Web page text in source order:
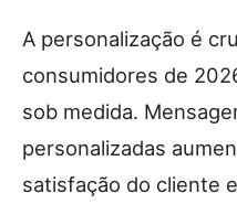
A personalização é
consumidores de
sob medida.
personalizadas
satisfação do cliente